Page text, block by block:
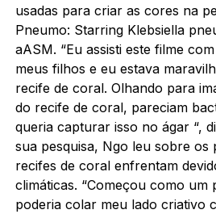
usadas para criar as cores na
Pneumo: Starring Klebsiella
aASM. “Eu assisti este filme
meus filhos e eu estava
recife de coral. Olhando para
do recife de coral, pareciam
queria capturar isso no ágar “,
sua pesquisa, Ngo leu sobre os
recifes de coral enfrentam
climáticas. “Começou como um
poderia colar meu lado criativo